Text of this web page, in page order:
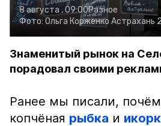
8 августа , 09:00Разное
Фото: Ольга Корженко Астрахань
Знаменитый рынок на
порадовал своими
Ранее мы писали,
копчёная рыбка и